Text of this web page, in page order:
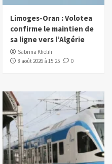
Limoges-Oran : Volotea
confirme le maintien de
sa ligne vers l’Algérie
Sabrina Khelifi
8 août 2026 à 15:25
0